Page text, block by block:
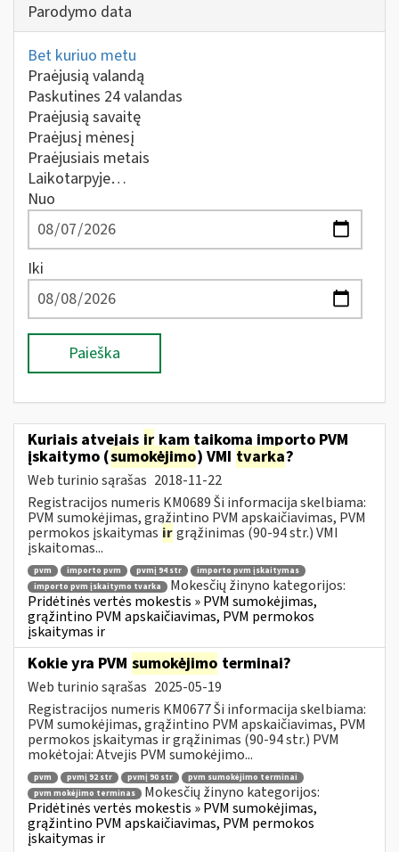
Parodymo data
Bet kuriuo metu
Praėjusią valandą
Paskutines 24 valandas
Praėjusią savaitę
Praėjusį mėnesį
Praėjusiais metais
Laikotarpyje…
Nuo
Iki
Paieška
Kuriais atvejais ir kam taikoma importo PVM
įskaitymo (sumokėjimo) VMI tvarka?
Web turinio sąrašas 2018-11-22
Registracijos numeris KM0689 Ši informacija skelbiama:
PVM sumokėjimas, grąžintino PVM apskaičiavimas, PVM
permokos įskaitymas irgrąžinimas (90-94 str.) VMI
įskaitomas...
pvm importo pvm pvmį 94 str
importo pvm įskaitymas
importo pvm įskaitymo tvarka
Mokesčių žinyno kategorijos:
Pridėtinės vertės mokestis » PVM sumokėjimas,
grąžintino PVM apskaičiavimas, PVM permokos
įskaitymas ir
Kokie yra PVM sumokėjimo terminai?
Web turinio sąrašas 2025-05-19
Registracijos numeris KM0677 Ši informacija skelbiama:
PVM sumokėjimas, grąžintino PVM apskaičiavimas, PVM
permokos įskaitymas ir grąžinimas (90-94 str.) PVM
mokėtojai: Atvejis PVM sumokėjimo...
pvm pvmį 92 str pvmį 90 str
pvm sumokėjimo terminai
pvm mokėjimo terminas
Mokesčių žinyno kategorijos:
Pridėtinės vertės mokestis » PVM sumokėjimas,
grąžintino PVM apskaičiavimas, PVM permokos
įskaitymas ir